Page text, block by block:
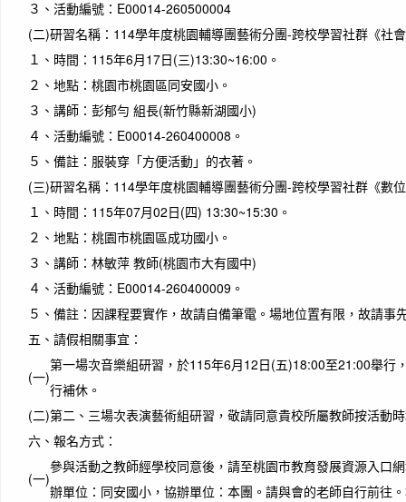
You
but
３、 活動編號：E00014-260500004
(二)研習名稱：114學年度桃園輔導團藝術分團-跨校學習社群《社
１、 時間：115年6月17日(三)13:30~16:00。
２、 地點：桃園市桃園區同安國小。
３、 講師：彭郁勻 組長(新竹縣新湖國小)
４、 活動編號：E00014-260400008。
５、 備註：服裝穿「方便活動」的衣著。
(三)研習名稱：114學年度桃園輔導團藝術分團-跨校學習社群《數
１、 時間：115年07月02日(四) 13:30~15:30。
２、 地點：桃園市桃園區成功國小。
３、 講師：林敏萍 教師(桃園市大有國中)
４、 活動編號：E00014-260400009。
５、 備註：因課程要實作，故請自備筆電。場地位置有限，故請事
五、 請假相關事宜：
(一)
第一場次音樂組研習，於115年6月12日(五)18:00至21:00舉行
行補休。
(二)第二、三場次表演藝術組研習，敬請同意貴校所屬教師按活動
六、 報名方式：
(一)
參與活動之教師經學校同意後，請至桃園市教育發展資源入口
辦單位：同安國小，協辦單位：本團。請與會的老師自行前往